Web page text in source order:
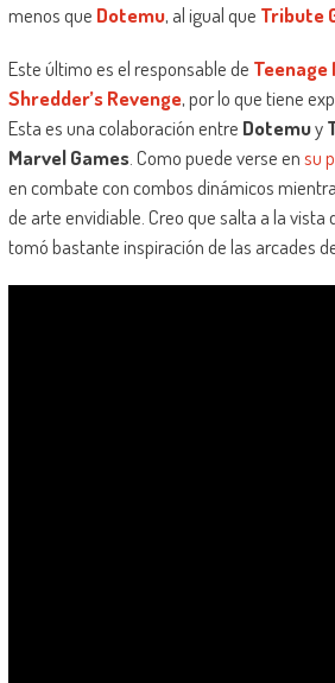
menos que Dotemu, al igual que Tribute
Este último es el responsable de
Shredder’s Revenge, por lo que tiene
Esta es una colaboración entre Dotemuy
Marvel Games. Como puede verse ensu
en combate con combos dinámicos
de arte envidiable. Creo que salta a la vista
tomó bastante inspiración de las arcades